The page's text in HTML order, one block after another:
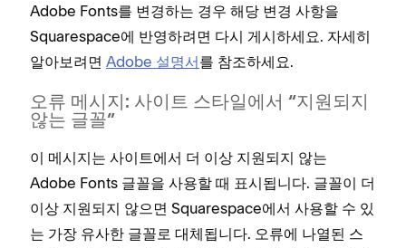
Adobe Fonts를 변경하는 경우 해당 변경 사항을
Squarespace에 반영하려면 다시 게시하세요. 자세히
알아보려면 Adobe 설명서를 참조하세요.
오류 메시지: 사이트 스타일에서 “지원되지
않는 글꼴”
이 메시지는 사이트에서 더 이상 지원되지 않는
Adobe Fonts 글꼴을 사용할 때 표시됩니다. 글꼴이 더
이상 지원되지 않으면 Squarespace에서 사용할 수 있
는 가장 유사한 글꼴로 대체됩니다. 오류에 나열된 스